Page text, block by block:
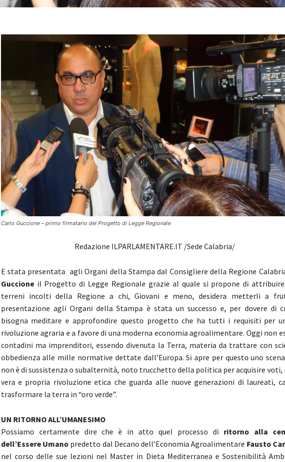
Carlo Guccione – primo firmatario del Progetto di Legge Regionale
Redazione ILPARLAMENTARE.IT /Sede Calabria/
E stata presentata agli Organi della Stampa dal Consigliere della Regione
Guccioneil Progetto di Legge Regionale grazie al quale si propone di
terreni incolti della Regione a chi, Giovani e meno, desidera metterli a
presentazione agli Organi della Stampa è stata un successo e, per dovere di
bisogna meditare e approfondire questo progetto che ha tutti i requisiti per
rivoluzione agraria e a favore di una moderna economia agroalimentare. Oggi non
contadini ma imprenditori, essendo divenuta la Terra, materia da trattare con
obbedienza alle mille normative dettate dall’Europa. Si apre per questo uno
non è di sussistenza o subalternità, noto trucchetto della politica per acquisire voti,
vera e propria rivoluzione etica che guarda alle nuove generazioni di laureati,
trasformare la terra in “oro verde”.
UN RITORNO ALL’UMANESIMO
Possiamo certamente dire che è in atto quel processo di ritorno alla
dell’Essere Umano predetto dal Decano dell’Economia Agroalimentare Fausto
nel corso delle sue lezioni nel Master in Dieta Mediterranea e Sostenibilità